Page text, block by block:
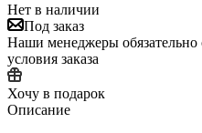
Нет в наличии
Под заказ
Наши менеджеры обязательно
условия заказа
Хочу в подарок
Описание